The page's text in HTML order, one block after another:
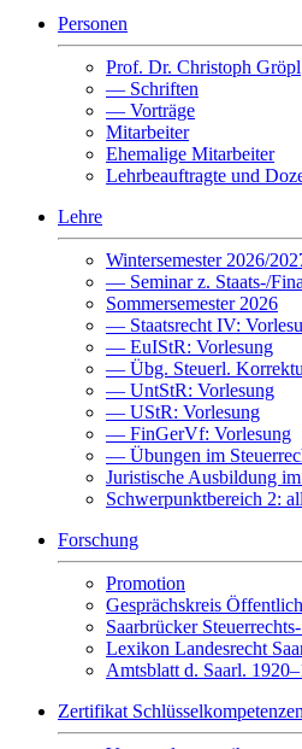
Personen
Prof. Dr. Christoph Gröpl
— Schriften
— Vorträge
Mitarbeiter
Ehemalige Mitarbeiter
Lehrbeauftragte und
Lehre
Wintersemester 2026/
— Seminar z. Staats-/
Sommersemester 2026
— Staatsrecht IV:
— EuIStR: Vorlesung
— Übg. Steuerl.
— UntStR: Vorlesung
— UStR: Vorlesung
— FinGerVf: Vorlesung
— Übungen im
Juristische Ausbildung
Schwerpunktbereich 2:
Forschung
Promotion
Gesprächskreis
Saarbrücker
Lexikon Landesrecht
Amtsblatt d. Saarl.
Zertifikat Schlüsselkompetenzen